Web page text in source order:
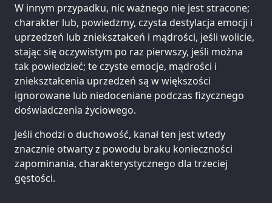
W innym przypadku, nic ważnego nie jest stracone;
charakter lub, powiedzmy, czysta destylacja emocji i
uprzedzeń lub zniekształceń i mądrości, jeśli wolicie,
stając się oczywistym po raz pierwszy, jeśli można
tak powiedzieć; te czyste emocje, mądrości i
zniekształcenia uprzedzeń są w większości
ignorowane lub niedoceniane podczas fizycznego
doświadczenia życiowego.
Jeśli chodzi o duchowość, kanał ten jest wtedy
znacznie otwarty z powodu braku konieczności
zapominania, charakterystycznego dla trzeciej
gęstości.